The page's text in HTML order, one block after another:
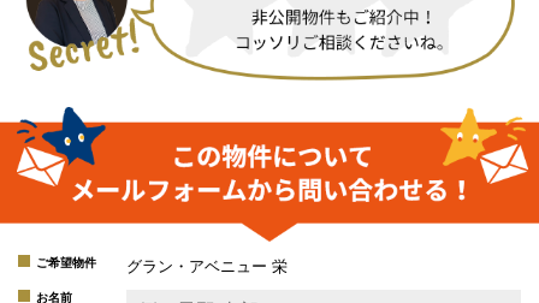
ご希望物件 グラン・アベニュー 栄
お名前